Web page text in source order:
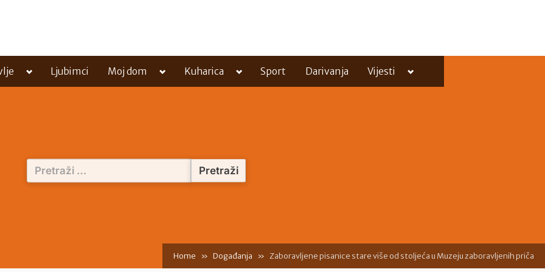
Toggle
menu
Ljubimci Moj dom
Toggle
menu
Kuharica
Toggle
menu
Sport Darivanja Vijesti
Toggle
menu
Pretraži:
Home Događanja Zaboravljene pisanice stare više od stoljeća u Muzeju zaboravljenih priča